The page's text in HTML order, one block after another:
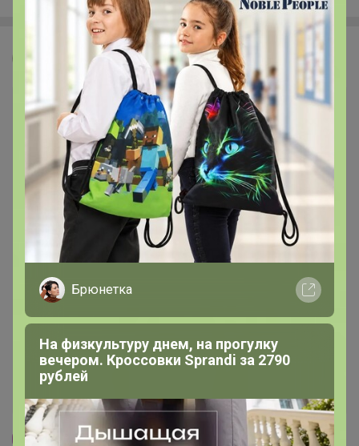
Леныра
Брюнетка
На физкультуру днем, на прогулку
вечером. Кроссовки Sprandi за 2790
рублей